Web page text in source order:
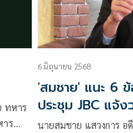
ทหาร
ร
6 มิถุนายน 2568
'สมชาย' แนะ 6
ประชุม JBC แจ้ง
อำนาจศาลโลก'
นายสมชาย แสวงการ